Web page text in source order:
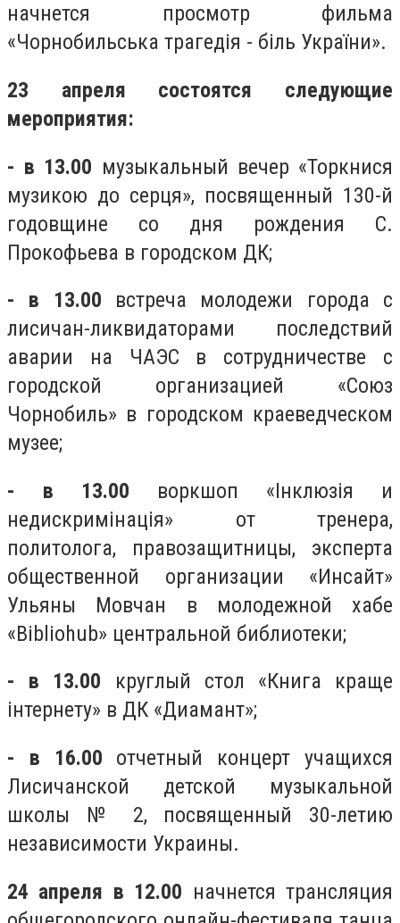
начнется просмотр фильма
«Чорнобильська трагедія - біль України».
23 апреля состоятся следующие
мероприятия:
- в 13.00 музыкальный вечер «Торкнися
музикою до серця», посвященный 130-й
годовщине со дня рождения С.
Прокофьева в городском ДК;
- в 13.00 встреча молодежи города с
лисичан-ликвидаторами последствий
аварии на ЧАЭС в сотрудничестве с
городской организацией «Союз
Чорнобиль» в городском краеведческом
музее;
- в 13.00 воркшоп «Інклюзія и
недискримінація» от тренера,
политолога, правозащитницы, эксперта
общественной организации «Инсайт»
Ульяны Мовчан в молодежной хабе
«Bibliohub» центральной библиотеки;
- в 13.00 круглый стол «Книга краще
інтернету» в ДК «Диамант»;
- в 16.00 отчетный концерт учащихся
Лисичанской детской музыкальной
школы № 2, посвященный 30-летию
независимости Украины.
24 апреля в 12.00 начнется трансляция